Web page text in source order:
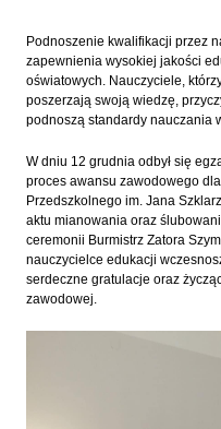
Podnoszenie kwalifikacji przez
zapewnienia wysokiej jakości
oświatowych. Nauczyciele,
poszerzają swoją wiedzę,
podnoszą standardy nauczania
W dniu 12 grudnia odbył się
proces awansu zawodowego
Przedszkolnego im. Jana
aktu mianowania oraz
ceremonii Burmistrz Zatora
nauczycielce edukacji
serdeczne gratulacje oraz
zawodowej.